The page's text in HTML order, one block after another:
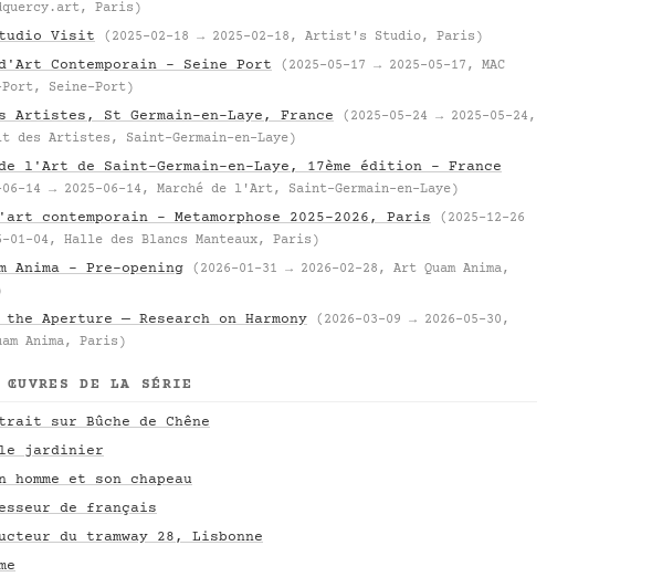
Paris)
Visit (2025-02-18 → 2025-02-18, Artist's Studio, Paris)
Contemporain – Seine Port
(2025-05-17 → 2025-05-17, MAC
Port, Seine-Port)
Artistes, St Germain-en-Laye, France
(2025-05-24 → 2025-05-24,
des Artistes, Saint-Germain-en-Laye)
de l'Art de Saint-Germain-en-Laye, 17ème édition – France
06-14 → 2025-06-14, Marché de l'Art, Saint-Germain-en-Laye)
contemporain – Metamorphose 2025–2026, Paris
(2025-12-26
01-04, Halle des Blancs Manteaux, Paris)
Anima – Pre-opening
(2026-01-31 → 2026-02-28, Art Quam Anima,
the Aperture — Research on Harmony
(2026-03-09 → 2026-05-30,
Anima, Paris)
ŒUVRES DE LA SÉRIE
sur Bûche de Chêne
le jardinier
homme et son chapeau
de français
du tramway 28, Lisbonne